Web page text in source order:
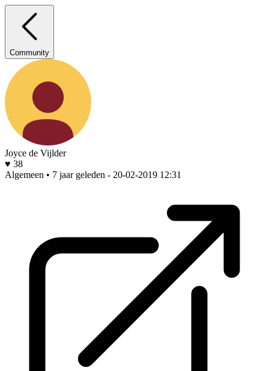
Community
Joyce de Vijlder
♥ 38
Algemeen • 7 jaar geleden - 20-02-2019 12:31